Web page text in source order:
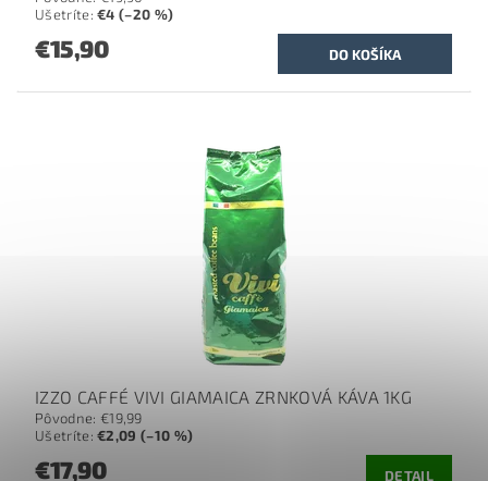
Ušetríte:€4 (–20 %)
€15,90
IZZO CAFFÉ VIVI GIAMAICA ZRNKOVÁ KÁVA 1KG
Pôvodne: €19,99
Ušetríte:€2,09 (–10 %)
€17,90 DETAIL